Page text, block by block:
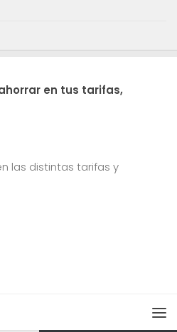
en tus tarifas,
las distintas tarifas y